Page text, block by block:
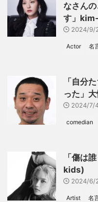
なさん
す」
2024/9/
Actor 名
「自分
った」
2024/7/
comedian
「傷は
kids)
2024/6/
Artist 名